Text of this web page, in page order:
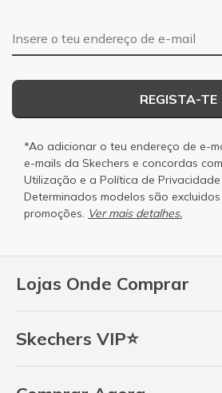
Lojas Onde Comprar
Skechers VIP⭐
Endereço de e-mail
REGISTA-TE
*Ao adicionar o teu endereço de e-
e-mails da Skechers e concordas
Utilização e a Política de Privacidade
Determinados modelos são
promoções. Ver mais detalhes.